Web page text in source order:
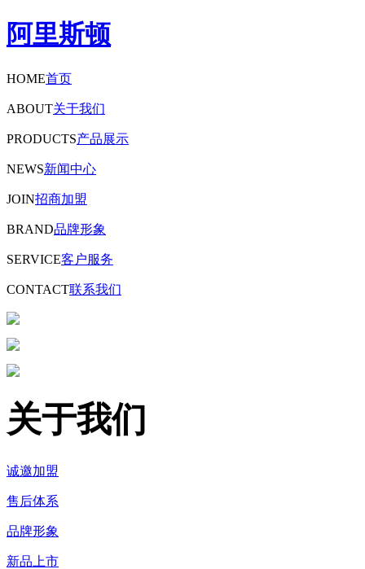
阿里斯顿
HOME首页
ABOUT关于我们
PRODUCTS产品展示
NEWS新闻中心
JOIN招商加盟
BRAND品牌形象
SERVICE客户服务
CONTACT联系我们
关于我们
诚邀加盟
售后体系
品牌形象
新品上市